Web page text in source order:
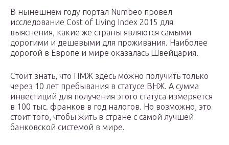
В нынешнем году портал Numbeo провел
исследование Cost of Living Index 2015 для
выяснения, какие же страны являются самыми
дорогими и дешевыми для проживания. Наиболее
дорогой в Европе и мире оказалась Швейцария.
Стоит знать, что ПМЖ здесь можно получить только
через 10 лет пребывания в статусе ВНЖ. А сумма
инвестиций для получения этого статуса измеряется
в 100 тыс. франков в год налогов. Но возможно, это
стоит того, чтобы жить в стране с самой лучшей
банковской системой в мире.